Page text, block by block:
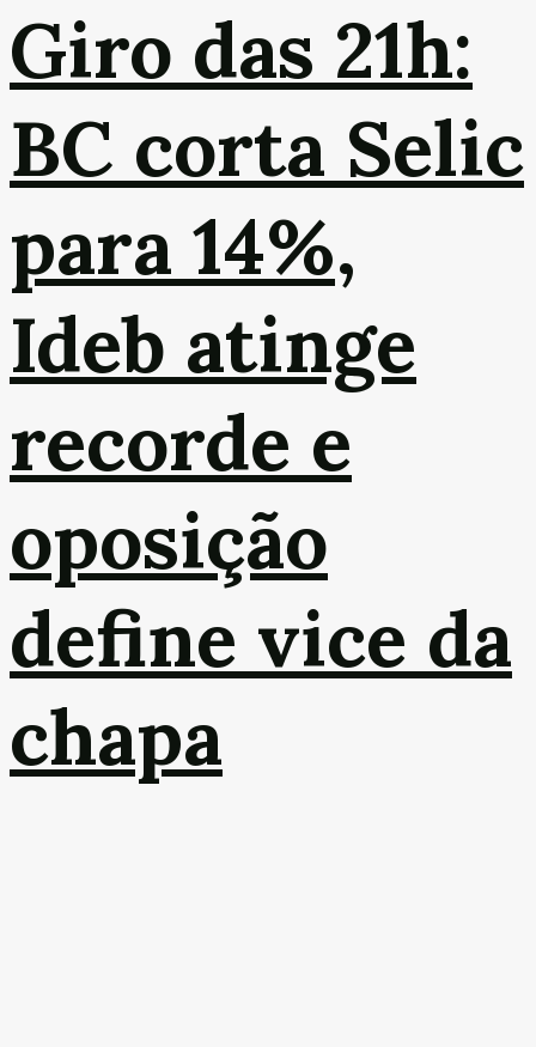
Giro das 21h:
BC corta Selic
para 14%,
Ideb atinge
recorde e
oposição
define vice da
chapa